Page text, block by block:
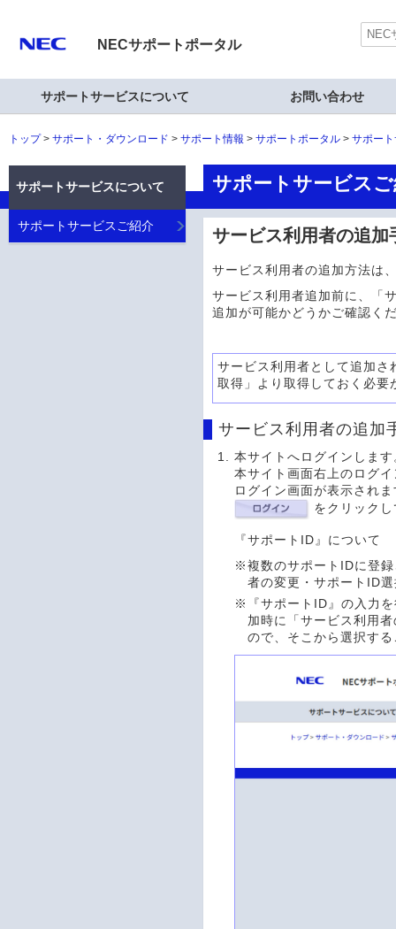
NECサポートポータル
サポートサービスについて お問い合わせ
トップ サポート・ダウンロード サポート情報 サポートポータル サポー
サポートサービス
サービス利用者の追加
サービス利用者の追加方法は
サービス利用者追加前に、
「
追加が可能かどうかご確認く
サービス利用者として追加
取得」より取得しておく必要
サービス利用者の追加
本サイトへログインします
本サイト画面右上のログ
ログイン画面が表示され
をクリック
『サポートID』について
※複数のサポートIDに登
者の変更・サポートID
※
『サポートID』の入力
加時に「サービス利用
ので、そこから選択す
サポートサービスについて
サポートサービスご紹介